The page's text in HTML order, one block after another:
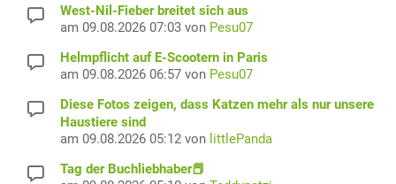
West-Nil-Fieber breitet sich aus
am 09.08.2026 07:03 von Pesu07
Helmpflicht auf E-Scootern in Paris
am 09.08.2026 06:57 von Pesu07
Diese Fotos zeigen, dass Katzen mehr als nur unsere
Haustiere sind
am 09.08.2026 05:12 von littlePanda
Tag der Buchliebhaber📕